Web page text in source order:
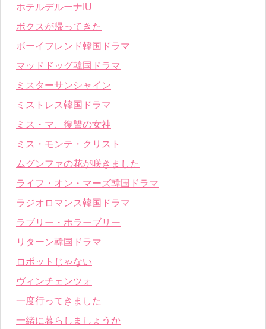
ホテルデルーナIU
ボクスが帰ってきた
ボーイフレンド韓国ドラマ
マッドドッグ韓国ドラマ
ミスターサンシャイン
ミストレス韓国ドラマ
ミス・マ、復讐の女神
ミス・モンテ・クリスト
ムグンファの花が咲きました
ライフ・オン・マーズ韓国ドラマ
ラジオロマンス韓国ドラマ
ラブリー・ホラーブリー
リターン韓国ドラマ
ロボットじゃない
ヴィンチェンツォ
一度行ってきました
一緒に暮らしましょうか